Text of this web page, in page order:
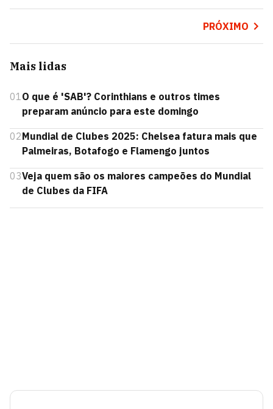
PRÓXIMO
Mais lidas
01O que é 'SAB'? Corinthians e outros times
preparam anúncio para este domingo
02Mundial de Clubes 2025: Chelsea fatura mais que
Palmeiras, Botafogo e Flamengo juntos
03Veja quem são os maiores campeões do Mundial
de Clubes da FIFA